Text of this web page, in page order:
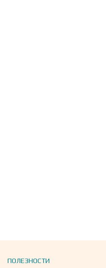
ПОЛЕЗНОСТИ